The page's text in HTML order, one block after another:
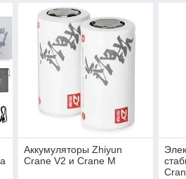
Аккумуляторы Zhiyun
Crane V2 и Crane M